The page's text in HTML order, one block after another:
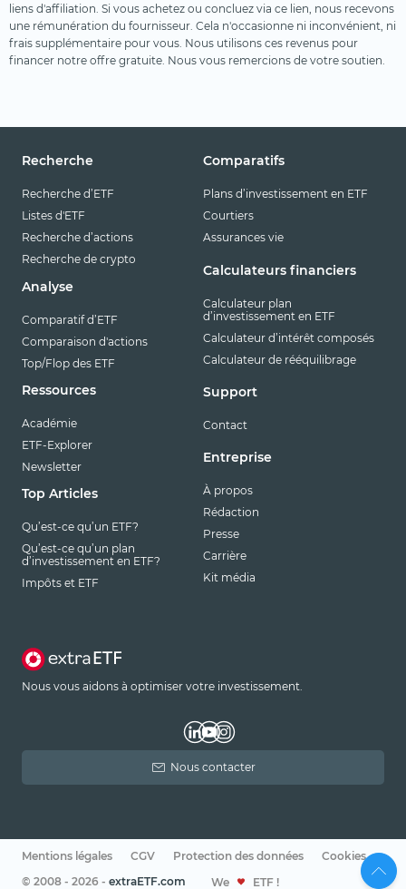
liens d'affiliation. Si vous achetez ou concluez via ce lien, nous recevons
une rémunération du fournisseur. Cela n'occasionne ni inconvénient, ni
frais supplémentaire pour vous. Nous utilisons ces revenus pour
financer notre offre gratuite. Nous vous remercions de votre soutien.
Recherche
Recherche d’ETF
Listes d'ETF
Recherche d’actions
Recherche de crypto
Analyse
Comparatif d’ETF
Comparaison d'actions
Top/Flop des ETF
Ressources
Académie
ETF-Explorer
Newsletter
Top Articles
Qu’est-ce qu’un ETF?
Qu’est-ce qu’un plan
d’investissement en ETF?
Impôts et ETF
Comparatifs
Plans d’investissement en ETF
Courtiers
Assurances vie
Calculateurs financiers
Calculateur plan
d’investissement en ETF
Calculateur d’intérêt composés
Calculateur de rééquilibrage
Support
Contact
Entreprise
À propos
Rédaction
Presse
Carrière
Kit média
Nous vous aidons à optimiser votre investissement.
Nous contacter
Mentions légales CGV Protection des données
Cookies
© 2008 - 2026 - extraETF.com We ETF !